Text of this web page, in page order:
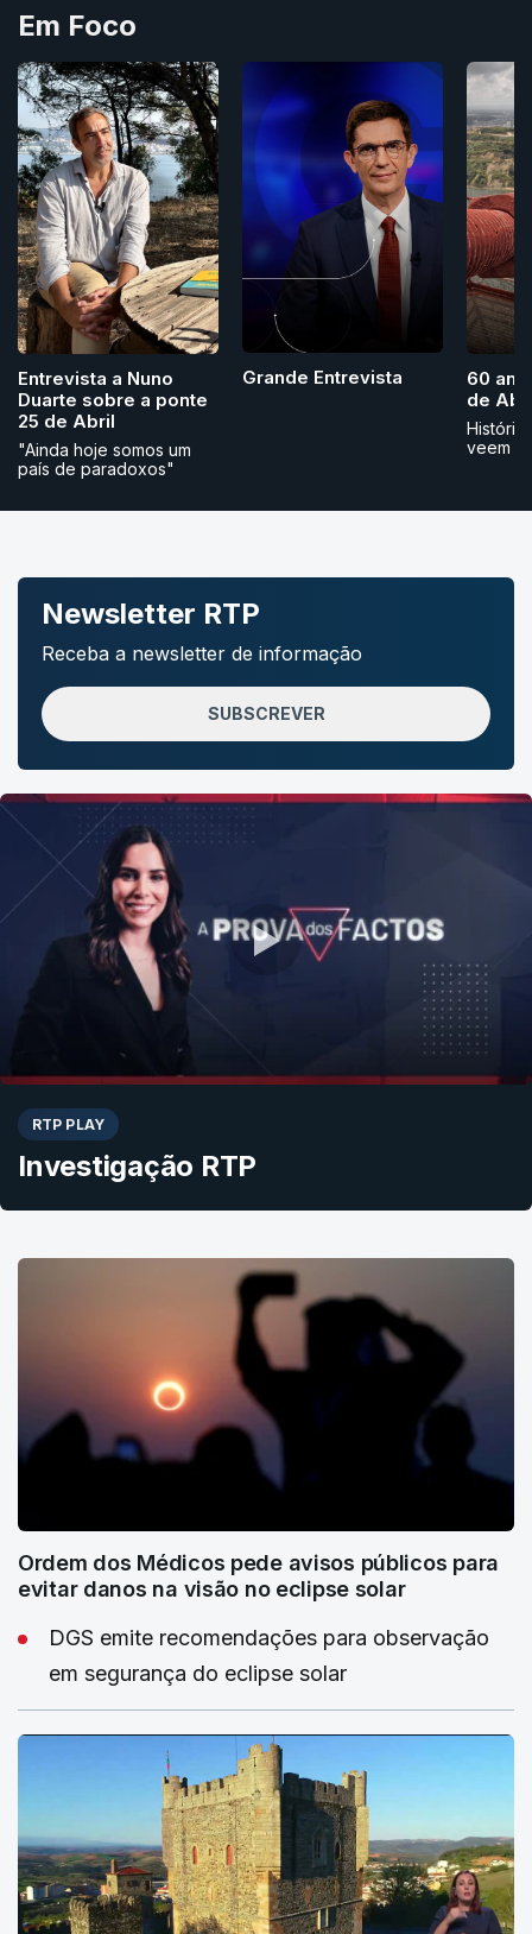
Em Foco
Entrevista a Nuno
Duarte sobre a ponte
25 de Abril
"Ainda hoje somos um
país de paradoxos"
Grande Entrevista
60
de
veem
Newsletter RTP
Receba a newsletter de informação
SUBSCREVER
RTP PLAY
Investigação RTP
Ordem dos Médicos pede avisos públicos para
evitar danos na visão no eclipse solar
DGS emite recomendações para observação
em segurança do eclipse solar